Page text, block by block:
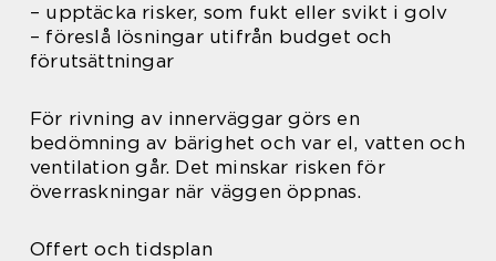
– upptäcka risker, som fukt eller svikt i golv
– föreslå lösningar utifrån budget och
förutsättningar
För rivning av innerväggar görs en
bedömning av bärighet och var el, vatten och
ventilation går. Det minskar risken för
överraskningar när väggen öppnas.
Offert och tidsplan